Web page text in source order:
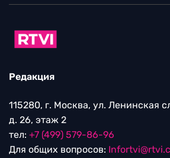
Редакция
115280, г. Москва, ул. Ленинская
д. 26, этаж 2
тел: +7 (499) 579-86-96
Для общих вопросов: